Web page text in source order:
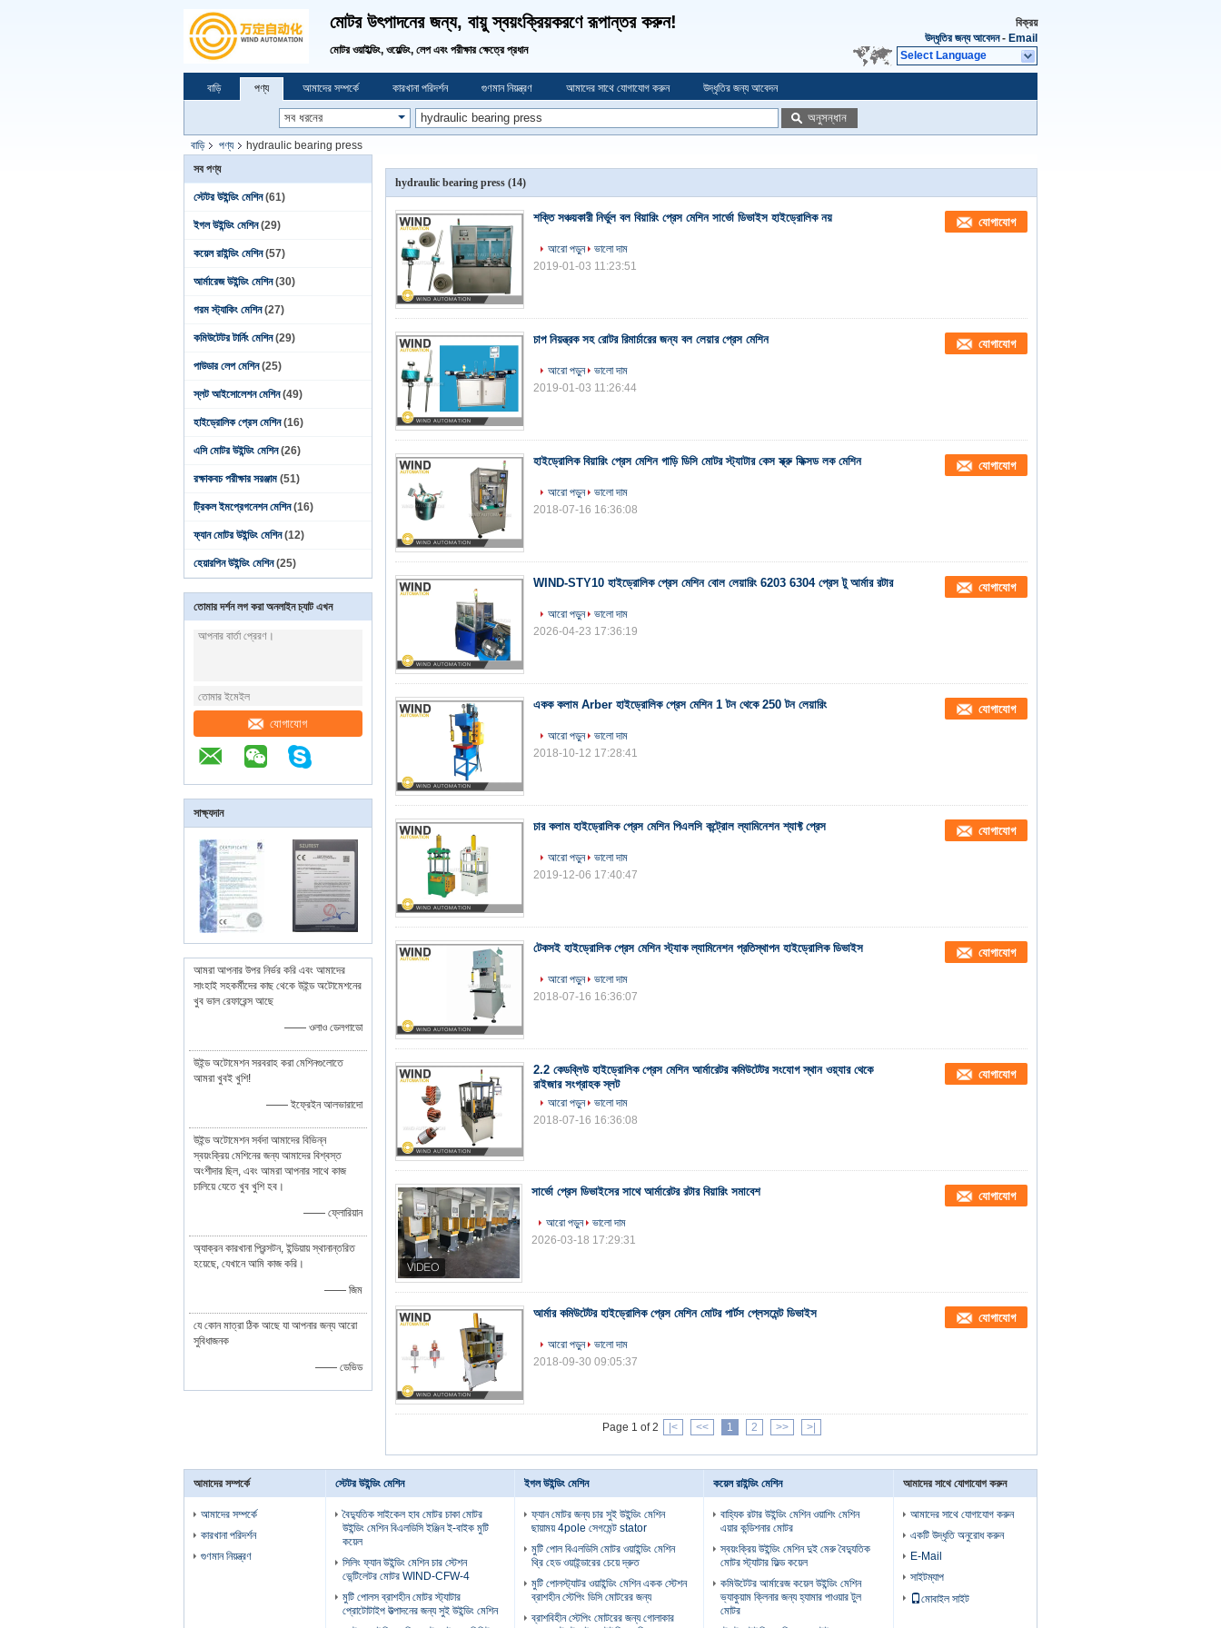
মোটর উৎপাদনের জন্য, বায়ু স্বয়ংক্রিয়করণে রূপান্তর করুন!
মোটর ওয়াইল্ডিং, ওয়েল্ডিং, লেপ এবং পরীক্ষার ক্ষেত্রে প্রধান
বিক্রয়
উদ্ধৃতির জন্য আবেদন- Email
Select Language
বাড়ি পণ্য আমাদের সম্পর্কে কারখানা পরিদর্শন গুণমান নিয়ন্ত্রণ আমাদের সাথে যোগাযোগ করুন উদ্ধৃতির জন্য আবেদন
অনুসন্ধান
বাড়ি পণ্য
hydraulic bearing press
সব পণ্য
স্টেটর উইন্ডিং মেশিন (61)
ইগল উইন্ডিং মেশিন (29)
কয়েল রাইন্ডিং মেশিন (57)
আর্মারেজ উইন্ডিং মেশিন (30)
গরম স্ট্যাকিং মেশিন (27)
কমিউটেটর টার্নিং মেশিন (29)
পাউডার লেপ মেশিন (25)
স্লট আইসোলেশন মেশিন (49)
হাইড্রোলিক প্রেস মেশিন (16)
এসি মোটর উইন্ডিং মেশিন (26)
রক্ষাকবচ পরীক্ষার সরঞ্জাম (51)
ট্রিকল ইমপ্রেগনেশন মেশিন (16)
ফ্যান মোটর উইন্ডিং মেশিন (12)
হেয়ারপিন উইন্ডিং মেশিন (25)
তোমার দর্শন লগ করা অনলাইন চ্যাট এখন
যোগাযোগ
সাক্ষ্যদান
আমরা আপনার উপর নির্ভর করি এবং আমাদের
সাংহাই সহকর্মীদের কাছ থেকে উইন্ড অটোমেশনের
খুব ভাল রেফারেন্স আছে
—— ওলাও ডেলগাডো
উইন্ড অটোমেশন সরবরাহ করা মেশিনগুলোতে
আমরা খুবই খুশি!
—— ইফ্রেইন আলভারাদো
উইন্ড অটোমেশন সর্বদা আমাদের বিভিন্ন
স্বয়ংক্রিয় মেশিনের জন্য আমাদের বিশ্বস্ত
অংশীদার ছিল, এবং আমরা আপনার সাথে কাজ
চালিয়ে যেতে খুব খুশি হব।
—— ফ্লোরিয়ান
অ্যাক্রন কারখানা প্রিন্সটন, ইন্ডিয়ায় স্থানান্তরিত
হয়েছে, যেখানে আমি কাজ করি।
—— জিম
যে কোন মাত্রা ঠিক আছে যা আপনার জন্য আরো
সুবিধাজনক
—— ডেভিড
hydraulic bearing press (14)
শক্তি সঞ্চয়কারী নির্ভুল বল বিয়ারিং প্রেস মেশিন সার্ভো ডিভাইস হাইড্রোলিক নয় যোগাযোগ
আরো পড়ুন
ভালো দাম
2019-01-03 11:23:51
চাপ নিয়ন্ত্রক সহ রোটর রিমার্চারের জন্য বল লেয়ার প্রেস মেশিন যোগাযোগ
আরো পড়ুন
ভালো দাম
2019-01-03 11:26:44
হাইড্রোলিক বিয়ারিং প্রেস মেশিন গাড়ি ডিসি মোটর স্ট্যাটার কেস স্ক্রু ফিক্সড লক মেশিন যোগাযোগ
আরো পড়ুন
ভালো দাম
2018-07-16 16:36:08
WIND-STY10 হাইড্রোলিক প্রেস মেশিন বোল লেয়ারিং 6203 6304 প্রেস টু আর্মার রটার যোগাযোগ
আরো পড়ুন
ভালো দাম
2026-04-23 17:36:19
একক কলাম Arber হাইড্রোলিক প্রেস মেশিন 1 টন থেকে 250 টন লেয়ারিং যোগাযোগ
আরো পড়ুন
ভালো দাম
2018-10-12 17:28:41
চার কলাম হাইড্রোলিক প্রেস মেশিন পিএলসি কন্ট্রোল ল্যামিনেশন শ্যাফ্ট প্রেস যোগাযোগ
আরো পড়ুন
ভালো দাম
2019-12-06 17:40:47
টেকসই হাইড্রোলিক প্রেস মেশিন স্ট্যাক ল্যামিনেশন প্রতিস্থাপন হাইড্রোলিক ডিভাইস যোগাযোগ
আরো পড়ুন
ভালো দাম
2018-07-16 16:36:07
2.2 কেডব্লিউ হাইড্রোলিক প্রেস মেশিন আর্মারেটর কমিউটেটর সংযোগ স্থান ওয়্যার থেকে
রাইজার সংগ্রাহক স্লট
যোগাযোগ
আরো পড়ুন
ভালো দাম
2018-07-16 16:36:08
সার্ভো প্রেস ডিভাইসের সাথে আর্মারেটর রটার বিয়ারিং সমাবেশ যোগাযোগ
আরো পড়ুন
ভালো দাম
2026-03-18 17:29:31
আর্মার কমিউটেটর হাইড্রোলিক প্রেস মেশিন মোটর পার্টস প্লেসমেন্ট ডিভাইস যোগাযোগ
আরো পড়ুন
ভালো দাম
2018-09-30 09:05:37
Page 1 of 2 |< << 1 2 >> >|
আমাদের সম্পর্কে
আমাদের সম্পর্কে
কারখানা পরিদর্শন
গুণমান নিয়ন্ত্রণ
স্টেটর উইন্ডিং মেশিন
বৈদ্যুতিক সাইকেল হাব মোটর চাকা মোটর
উইন্ডিং মেশিন বিএলডিসি ইঞ্জিন ই-বাইক মুটি
কয়েল
সিলিং ফ্যান উইন্ডিং মেশিন চার স্টেশন
ভেন্টিলেটর মোটর WIND-CFW-4
মুটি পোলস ব্রাশহীন মোটর স্ট্যাটার
প্রোটোটাইপ উত্পাদনের জন্য সুই উইন্ডিং মেশিন
ইগল উইন্ডিং মেশিন
ফ্যান মোটর জন্য চার সুই উইন্ডিং মেশিন
ছায়াময় 4pole সেগমেন্ট stator
মুটি পোল বিএলডিসি মোটর ওয়াইন্ডিং মেশিন
থ্রি হেড ওয়াইন্ডারের চেয়ে দ্রুত
মুটি পোলস্ট্যাটর ওয়াইন্ডিং মেশিন একক স্টেশন
ব্রাশহীন স্টেপিং ডিসি মোটরের জন্য
ব্রাশবিহীন স্টেপিং মোটরের জন্য গোলাকার
কয়েল রাইন্ডিং মেশিন
বাহ্যিক রটার উইন্ডিং মেশিন ওয়াশিং মেশিন
এয়ার কন্ডিশনার মোটর
স্বয়ংক্রিয় উইন্ডিং মেশিন দুই মেরু বৈদ্যুতিক
মোটর স্ট্যাটার ফিল্ড কয়েল
কমিউটেটর আর্মারেজ কয়েল উইন্ডিং মেশিন
ভ্যাকুয়াম ক্লিনার জন্য হ্যামার পাওয়ার টুল
মোটর
আমাদের সাথে যোগাযোগ করুন
আমাদের সাথে যোগাযোগ করুন
একটি উদ্ধৃতি অনুরোধ করুন
E-Mail
সাইটম্যাপ
মোবাইল সাইট